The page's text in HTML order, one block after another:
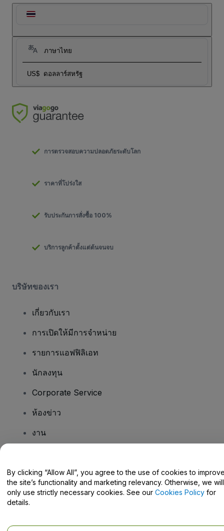
ภาษาไทย
US$ ดอลลาร์สหรัฐ
การตรวจสอบความปลอดภัยระดับโลก
ราคาที่โปร่งใส
รับประกันการสั่งซื้อ 100%
บริการลูกค้าตั้งแต่ต้นจนจบ
บริษัทของเรา
เกี่ยวกับเรา
การเปิดให้มีการจำหน่าย
รายการแอฟฟิลิเอท
นักลงทุน
Corporate Service
ห้องข่าว
งาน
Help Centre / Contact Us
By clicking “Allow All”, you agree to the use of cookies to
the site’s functionality and marketing relevancy. Otherwise, we will
only use strictly necessary cookies. See our Cookies Policy for
details.